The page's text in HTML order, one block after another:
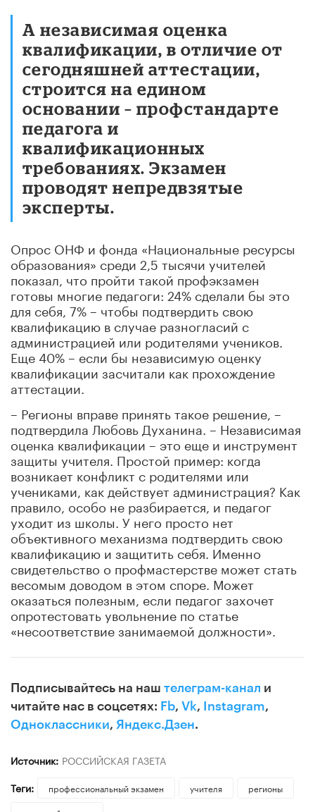
А независимая оценка
квалификации, в отличие от
сегодняшней аттестации,
строится на едином
основании – профстандарте
педагога и
квалификационных
требованиях. Экзамен
проводят непредвзятые
эксперты.
Опрос ОНФ и фонда «Национальные ресурсы
образования» среди 2,5 тысячи учителей
показал, что пройти такой профэкзамен
готовы многие педагоги: 24% сделали бы это
для себя, 7% – чтобы подтвердить свою
квалификацию в случае разногласий с
администрацией или родителями учеников.
Еще 40% – если бы независимую оценку
квалификации засчитали как прохождение
аттестации.
– Регионы вправе принять такое решение, –
подтвердила Любовь Духанина. – Независимая
оценка квалификации – это еще и инструмент
защиты учителя. Простой пример: когда
возникает конфликт с родителями или
учениками, как действует администрация? Как
правило, особо не разбирается, и педагог
уходит из школы. У него просто нет
объективного механизма подтвердить свою
квалификацию и защитить себя. Именно
свидетельство о профмастерстве может стать
весомым доводом в этом споре. Может
оказаться полезным, если педагог захочет
опротестовать увольнение по статье
«несоответствие занимаемой должности».
Подписывайтесь на наш телеграм-канал и
читайте нас в соцсетях: Fb, Vk, Instagram,
Одноклассники, Яндекс.Дзен.
Источник: РОССИЙСКАЯ ГАЗЕТА
Теги:
профессиональный экзамен учителя
регионы